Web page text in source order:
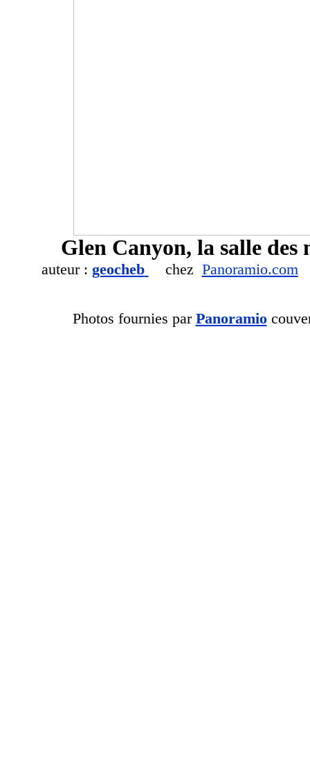
Glen Canyon, la salle des
auteur : geocheb chez Panoramio.com
Photos fournies par Panoramio